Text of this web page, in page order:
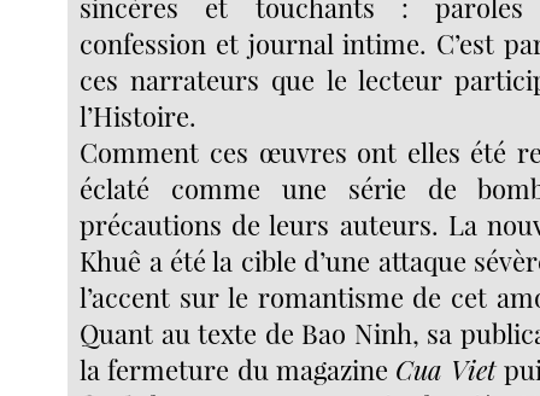
confession et journal intime. C’est
ces narrateurs que le lecteur
l’Histoire.
Comment ces œuvres ont elles été
éclaté comme une série de
précautions de leurs auteurs. La
Khuê a été la cible d’une attaque
l’accent sur le romantisme de cet
Quant au texte de Bao Ninh, sa
la fermeture du magazine Cua Viet